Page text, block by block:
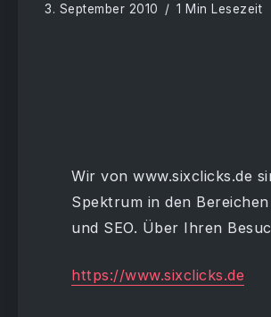
3. September 2010 1 Min Lesezeit
Wir von www.sixclicks.de
Spektrum in den
und SEO. Über Ihren
https://www.sixclicks.de